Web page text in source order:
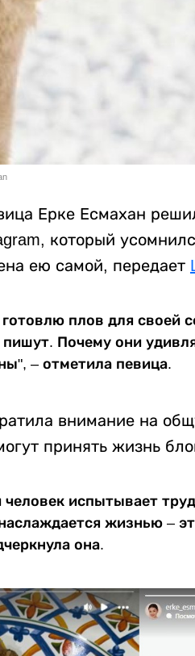
Ерке Есмахан
который
ею самой, передает
плов для своей
пишут. Почему они
– отметила певица.
внимание на
принять жизнь
человек испытывает
жизнью –
она.